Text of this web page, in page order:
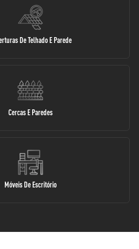
De Telhado E Parede
Cercas E Paredes
Móveis De Escritório